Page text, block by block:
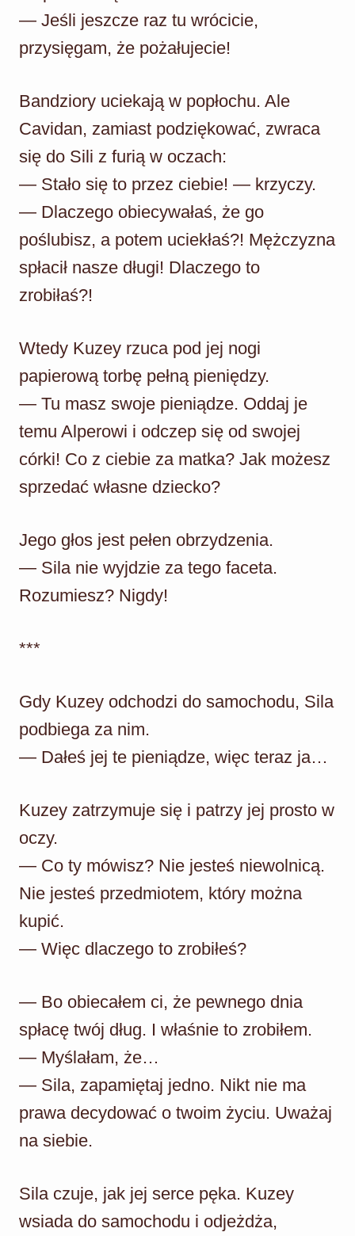
— Jeśli jeszcze raz tu wrócicie,
przysięgam, że pożałujecie!
Bandziory uciekają w popłochu. Ale
Cavidan, zamiast podziękować, zwraca
się do Sili z furią w oczach:
— Stało się to przez ciebie! — krzyczy.
— Dlaczego obiecywałaś, że go
poślubisz, a potem uciekłaś?! Mężczyzna
spłacił nasze długi! Dlaczego to
zrobiłaś?!
Wtedy Kuzey rzuca pod jej nogi
papierową torbę pełną pieniędzy.
— Tu masz swoje pieniądze. Oddaj je
temu Alperowi i odczep się od swojej
córki! Co z ciebie za matka? Jak możesz
sprzedać własne dziecko?
Jego głos jest pełen obrzydzenia.
— Sila nie wyjdzie za tego faceta.
Rozumiesz? Nigdy!
***
Gdy Kuzey odchodzi do samochodu, Sila
podbiega za nim.
— Dałeś jej te pieniądze, więc teraz ja…
Kuzey zatrzymuje się i patrzy jej prosto w
oczy.
— Co ty mówisz? Nie jesteś niewolnicą.
Nie jesteś przedmiotem, który można
kupić.
— Więc dlaczego to zrobiłeś?
— Bo obiecałem ci, że pewnego dnia
spłacę twój dług. I właśnie to zrobiłem.
— Myślałam, że…
— Sila, zapamiętaj jedno. Nikt nie ma
prawa decydować o twoim życiu. Uważaj
na siebie.
Sila czuje, jak jej serce pęka. Kuzey
wsiada do samochodu i odjeżdża,